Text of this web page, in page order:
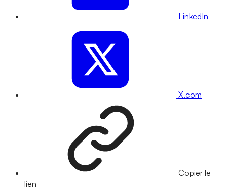
LinkedIn
X.com
Copier le
lien